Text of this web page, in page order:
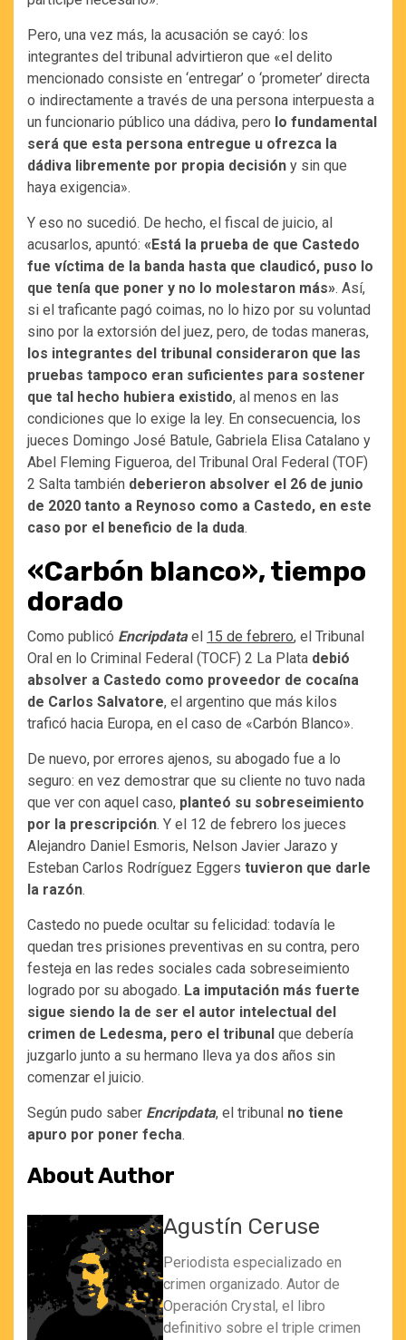
Pero, una vez más, la acusación se cayó: los
integrantes del tribunal advirtieron que «el delito
mencionado consiste en ‘entregar’ o ‘prometer’ directa
o indirectamente a través de una persona interpuesta a
un funcionario público una dádiva, pero lo fundamental
será que esta persona entregue u ofrezca la
dádiva libremente por propia decisión y sin que
haya exigencia».
Y eso no sucedió. De hecho, el fiscal de juicio, al
acusarlos, apuntó: «Está la prueba de que Castedo
fue víctima de la banda hasta que claudicó, puso lo
que tenía que poner y no lo molestaron más». Así,
si el traficante pagó coimas, no lo hizo por su voluntad
sino por la extorsión del juez, pero, de todas maneras,
los integrantes del tribunal consideraron que las
pruebas tampoco eran suficientes para sostener
que tal hecho hubiera existido, al menos en las
condiciones que lo exige la ley. En consecuencia, los
jueces Domingo José Batule, Gabriela Elisa Catalano y
Abel Fleming Figueroa, del Tribunal Oral Federal (TOF)
2 Salta también deberieron absolver el 26 de junio
de 2020 tanto a Reynoso como a Castedo, en este
caso por el beneficio de la duda.
«Carbón blanco», tiempo
dorado
Como publicó Encripdatael 15 de febrero, el Tribunal
Oral en lo Criminal Federal (TOCF) 2 La Plata debió
absolver a Castedo como proveedor de cocaína
de Carlos Salvatore, el argentino que más kilos
traficó hacia Europa, en el caso de «Carbón Blanco».
De nuevo, por errores ajenos, su abogado fue a lo
seguro: en vez demostrar que su cliente no tuvo nada
que ver con aquel caso, planteó su sobreseimiento
por la prescripción. Y el 12 de febrero los jueces
Alejandro Daniel Esmoris, Nelson Javier Jarazo y
Esteban Carlos Rodríguez Eggers tuvieron que darle
la razón.
Castedo no puede ocultar su felicidad: todavía le
quedan tres prisiones preventivas en su contra, pero
festeja en las redes sociales cada sobreseimiento
logrado por su abogado. La imputación más fuerte
sigue siendo la de ser el autor intelectual del
crimen de Ledesma, pero el tribunal que debería
juzgarlo junto a su hermano lleva ya dos años sin
comenzar el juicio.
Según pudo saber Encripdata, el tribunal no tiene
apuro por poner fecha.
About Author
Agustín Ceruse
Periodista especializado en
crimen organizado. Autor de
Operación Crystal, el libro
definitivo sobre el triple crimen